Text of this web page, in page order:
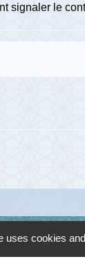
signaler le
uses cookies